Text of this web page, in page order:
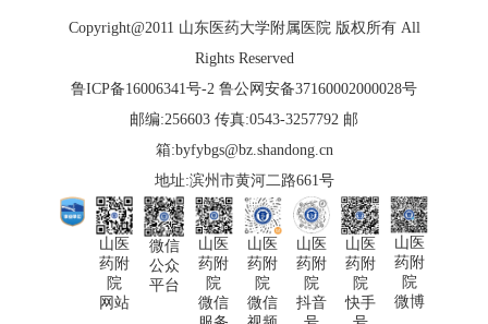
Copyright@2011 山东医药大学附属医院 版权所有 All
Rights Reserved
鲁ICP备16006341号-2 鲁公网安备37160002000028号
邮编:256603 传真:0543-3257792 邮
箱:byfybgs@bz.shandong.cn
地址:滨州市黄河二路661号
山医
药附
院
网站
微信
公众
平台
山医
药附
院
微信
山医
药附
院
微信
山医
药附
院
抖音
山医
药附
院
快手
山医
药附
院
微博